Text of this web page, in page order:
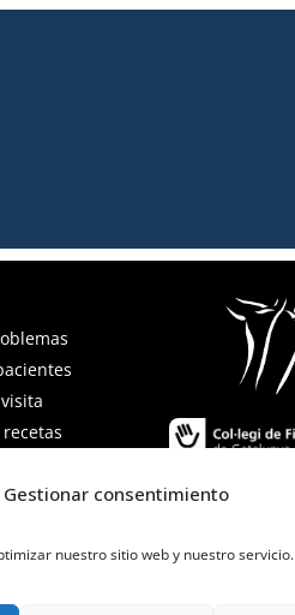
Gestionar consentimiento
nuestro sitio web y nuestro servicio.